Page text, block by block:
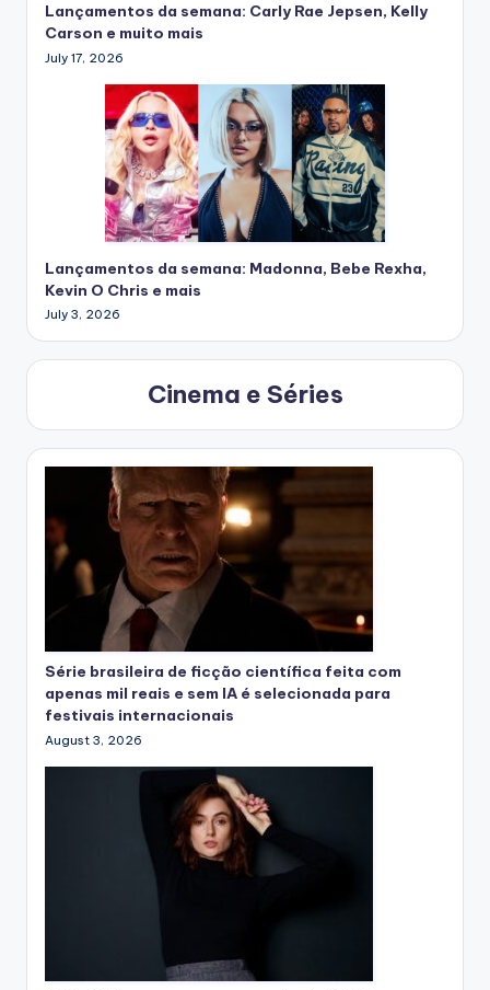
Lançamentos da semana: Carly Rae Jepsen, Kelly
Carson e muito mais
July 17, 2026
Lançamentos da semana: Madonna, Bebe Rexha,
Kevin O Chris e mais
July 3, 2026
Cinema e Séries
Série brasileira de ficção científica feita com
apenas mil reais e sem IA é selecionada para
festivais internacionais
August 3, 2026